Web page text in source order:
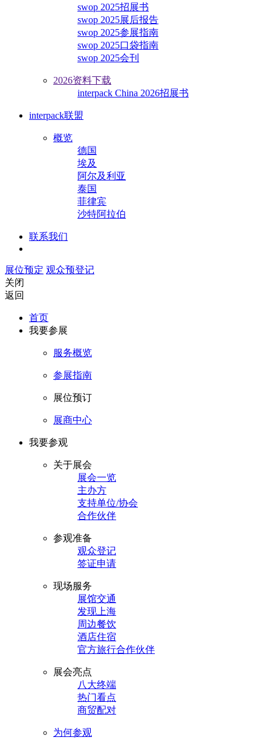
swop 2025招展书
swop 2025展后报告
swop 2025参展指南
swop 2025口袋指南
swop 2025会刊
2026资料下载
interpack China 2026招展书
interpack联盟
概览
德国
埃及
阿尔及利亚
泰国
菲律宾
沙特阿拉伯
联系我们
展位预定 观众预登记
关闭
返回
首页
我要参展
服务概览
参展指南
展位预订
展商中心
我要参观
关于展会
展会一览
主办方
支持单位/协会
合作伙伴
参观准备
观众登记
签证申请
现场服务
展馆交通
发现上海
周边餐饮
酒店住宿
官方旅行合作伙伴
展会亮点
八大终端
热门看点
商贸配对
为何参观